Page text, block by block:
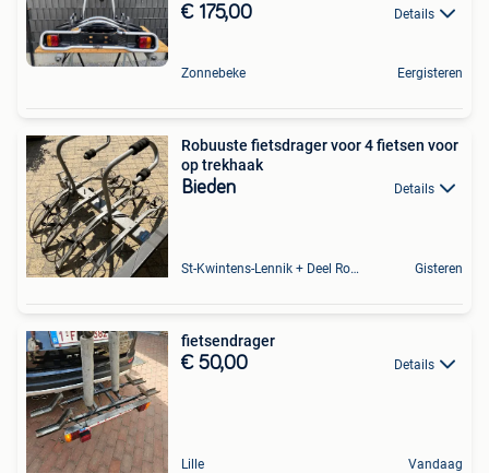
€ 175,00 Details
Zonnebeke Eergisteren
Robuuste fietsdrager voor 4 fietsen voor
op trekhaak
Bieden Details
St-Kwintens-Lennik + Deel Roosdaal Gisteren
fietsendrager
€ 50,00 Details
Lille Vandaag